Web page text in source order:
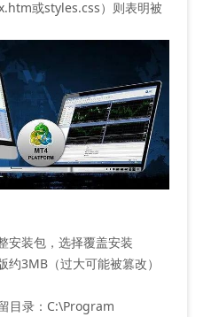
或styles.css）则表明被
安装包，选择覆盖安装
3MB（过大可能被篡改）‌
目录：C:\Program